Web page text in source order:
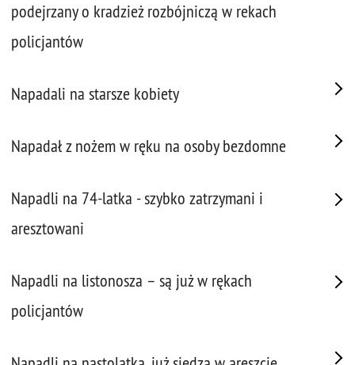
podejrzany o kradzież rozbójniczą w rekach
policjantów
Napadali na starsze kobiety
Napadał z nożem w ręku na osoby bezdomne
Napadli na 74-latka - szybko zatrzymani i
aresztowani
Napadli na listonosza – są już w rękach
policjantów